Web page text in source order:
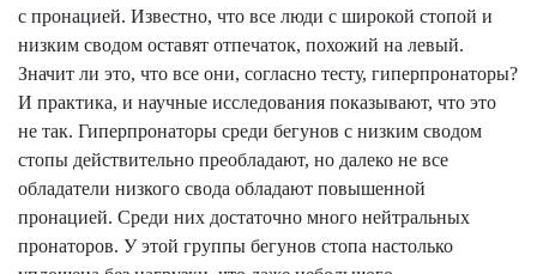
с пронацией. Известно, что все люди с широкой стопой и
низким сводом оставят отпечаток, похожий на левый.
Значит ли это, что все они, согласно тесту, гиперпронаторы?
И практика, и научные исследования показывают, что это
не так. Гиперпронаторы среди бегунов с низким сводом
стопы действительно преобладают, но далеко не все
обладатели низкого свода обладают повышенной
пронацией. Среди них достаточно много нейтральных
пронаторов. У этой группы бегунов стопа настолько